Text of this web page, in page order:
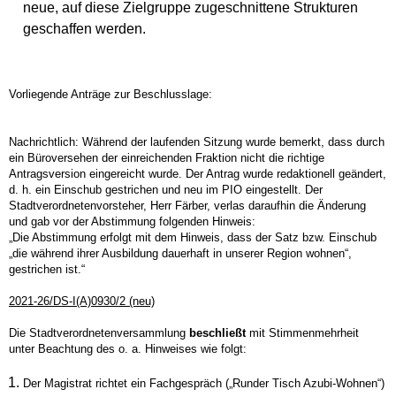
neue, auf diese Zielgruppe zugeschnittene Strukturen
geschaffen werden.
Vorliegende Anträge zur Beschlusslage:
Nachrichtlich: Während der laufenden Sitzung wurde bemerkt, dass durch
ein Büroversehen der einreichenden Fraktion nicht die richtige
Antragsversion eingereicht wurde. Der Antrag wurde redaktionell geändert,
d. h. ein Einschub gestrichen und neu im PIO eingestellt. Der
Stadtverordnetenvorsteher, Herr Färber, verlas daraufhin die Änderung
und gab vor der Abstimmung folgenden Hinweis:
„Die Abstimmung erfolgt mit dem Hinweis, dass der Satz bzw. Einschub
„die während ihrer Ausbildung dauerhaft in unserer Region wohnen“,
gestrichen ist.“
2021-26/DS-I(A)0930/2 (neu)
Die Stadtverordnetenversammlung beschließtmit Stimmenmehrheit
unter Beachtung des o. a. Hinweises wie folgt:
Der Magistrat richtet ein Fachgespräch („Runder Tisch Azubi-Wohnen“)